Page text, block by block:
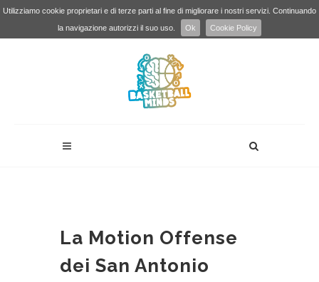
Utilizziamo cookie proprietari e di terze parti al fine di migliorare i nostri servizi. Continuando
la navigazione autorizzi il suo uso.
Ok Cookie Policy
La Motion Offense
dei San Antonio